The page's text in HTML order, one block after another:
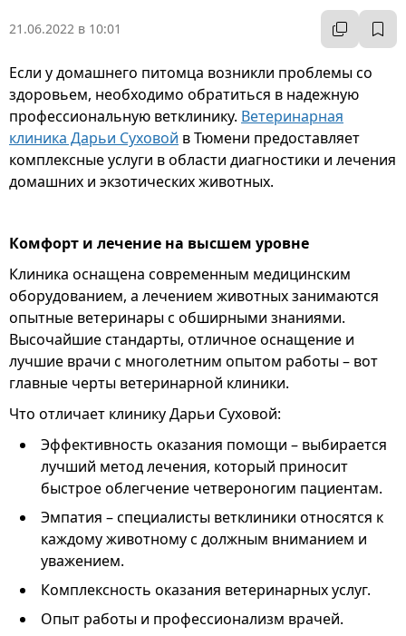
21.06.2022 в 10:01
Если у домашнего питомца возникли проблемы со
здоровьем, необходимо обратиться в надежную
профессиональную ветклинику. Ветеринарная
клиника Дарьи Суховой в Тюмени предоставляет
комплексные услуги в области диагностики и лечения
домашних и экзотических животных.
Комфорт и лечение на высшем уровне
Клиника оснащена современным медицинским
оборудованием, а лечением животных занимаются
опытные ветеринары с обширными знаниями.
Высочайшие стандарты, отличное оснащение и
лучшие врачи с многолетним опытом работы – вот
главные черты ветеринарной клиники.
Что отличает клинику Дарьи Суховой:
Эффективность оказания помощи – выбирается
лучший метод лечения, который приносит
быстрое облегчение четвероногим пациентам.
Эмпатия – специалисты ветклиники относятся к
каждому животному с должным вниманием и
уважением.
Комплексность оказания ветеринарных услуг.
Опыт работы и профессионализм врачей.